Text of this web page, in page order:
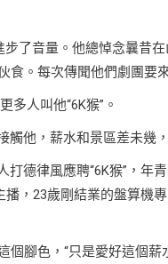
了音量。他總悼念曩昔
。每次傳聞他們劇團要
多人叫他“6K猴”。
他，薪水和景區差未幾
德律風應聘“6K猴”，年
，23歲剛結業的盤算機
腳色，“只是愛好這個